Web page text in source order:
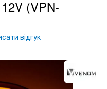
(VPN-
відгук